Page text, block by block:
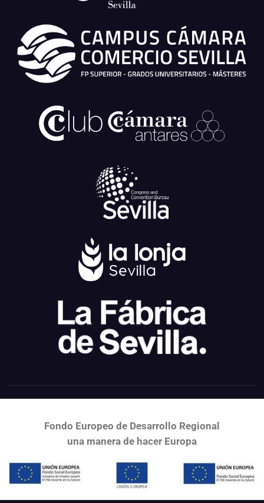
Fondo Europeo de Desarrollo Regional
una manera de hacer Europa